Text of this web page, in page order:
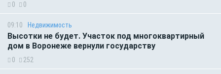
0 0
09:10 Недвижимость
Высотки не будет. Участок под многоквартирный
дом в Воронеже вернули государству
0 252